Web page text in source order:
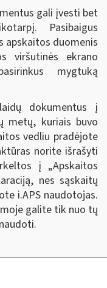
gali įvesti bet
Pasibaigus
apskaitos duomenis
viršutinės ekrano
mygtuką
dokumentus į
metų, kuriais buvo
vedliu pradėjote
norite išrašyti
į „Apskaitos
nes sąskaitų
i.APS naudotojas.
galite tik nuo tų